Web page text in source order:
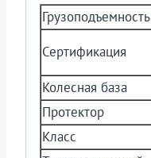
Грузоподъемность
Сертификация
Колесная база
Протектор
Класс